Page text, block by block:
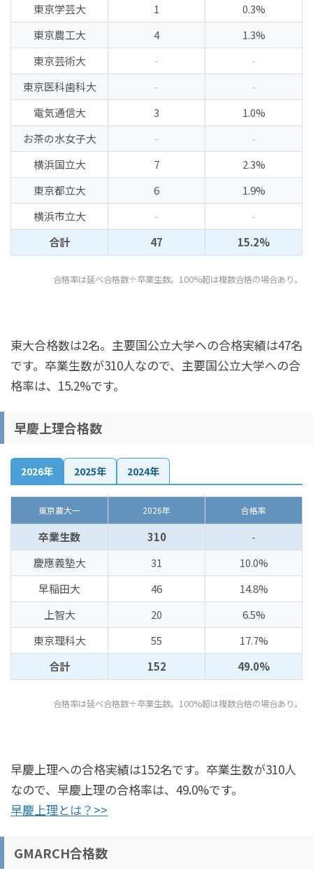
東京学芸大
1
0.3%
東京農工大
4
1.3%
東京芸術大
-
-
東京医科歯科大
-
-
電気通信大
3
1.0%
お茶の水女子大
-
-
横浜国立大
7
2.3%
東京都立大
6
1.9%
横浜市立大
-
-
合計
47 15.2%
合格率は延べ合格数÷卒業生数。100%超は複数合格の場合あり。
東大合格数は2名。主要国公立大学への合格実績は47名
です。卒業生数が310人なので、主要国公立大学への合
格率は、15.2%です。
早慶上理合格数
2026年 2025年 2024年
東京農大一 2026年 合格率
卒業生数 310
-
慶應義塾大
31
10.0%
早稲田大
46
14.8%
上智大
20
6.5%
東京理科大
55
17.7%
合計
152 49.0%
合格率は延べ合格数÷卒業生数。100%超は複数合格の場合あり。
早慶上理への合格実績は152名です。卒業生数が310人
なので、早慶上理の合格率は、49.0%です。
早慶上理とは？>>
GMARCH合格数